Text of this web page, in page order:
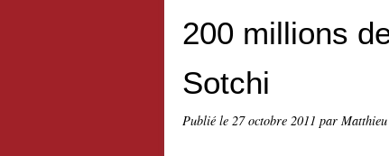
200 millions
Sotchi
Publié le 27 octobre 2011 par